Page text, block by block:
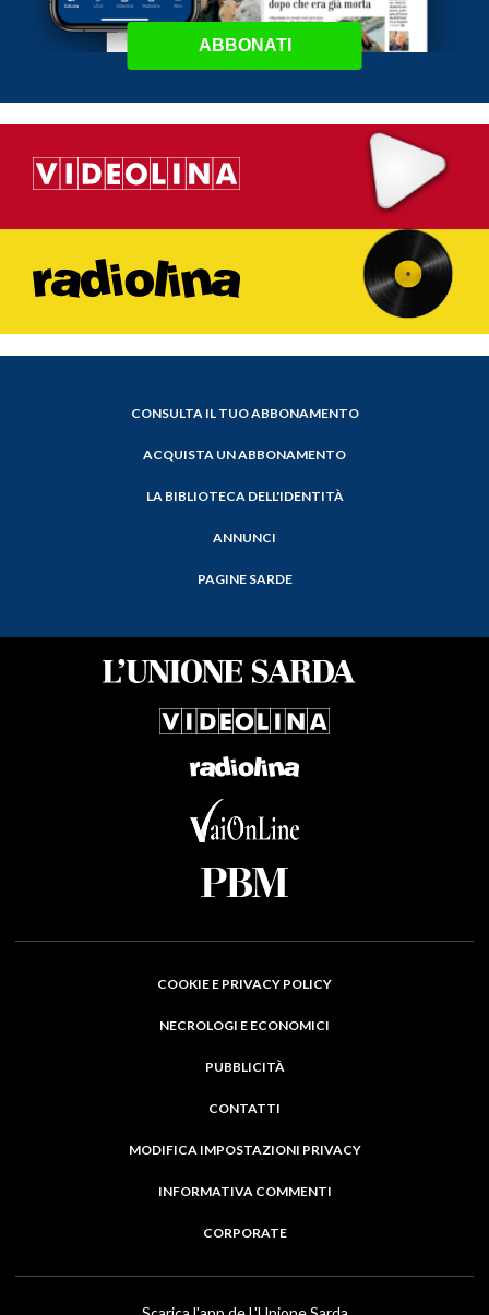
ABBONATI
CONSULTA IL TUO ABBONAMENTO
ACQUISTA UN ABBONAMENTO
LA BIBLIOTECA DELL'IDENTITÀ
ANNUNCI
PAGINE SARDE
COOKIE E PRIVACY POLICY
NECROLOGI E ECONOMICI
PUBBLICITÀ
CONTATTI
MODIFICA IMPOSTAZIONI PRIVACY
INFORMATIVA COMMENTI
CORPORATE